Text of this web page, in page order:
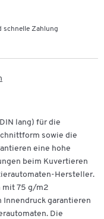
schnelle Zahlung
lang) für die
sowie die
eine hohe
beim Kuvertieren
Hersteller.
mit 75 g/m2
Innendruck garantieren
Die